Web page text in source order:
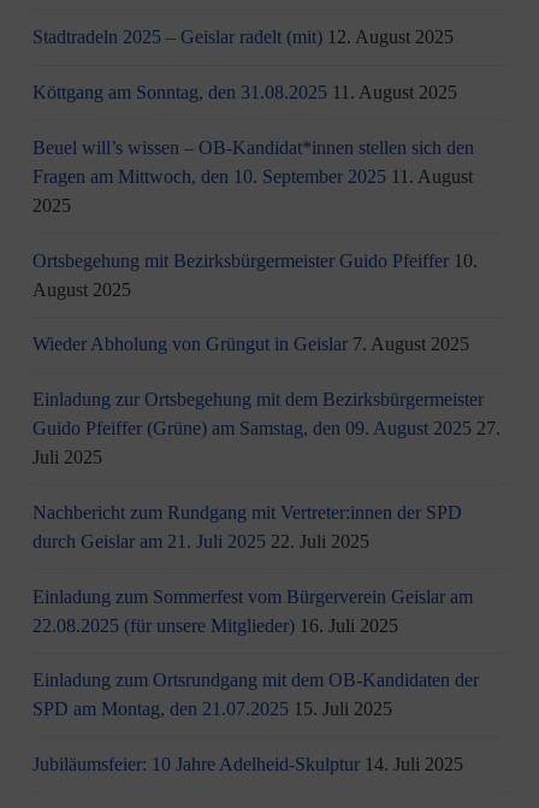
Stadtradeln 2025 – Geislar radelt (mit) 12. August 2025
Köttgang am Sonntag, den 31.08.2025 11. August 2025
Beuel will’s wissen – OB-Kandidat*innen stellen sich den
Fragen am Mittwoch, den 10. September 2025 11. August
2025
Ortsbegehung mit Bezirksbürgermeister Guido Pfeiffer 10.
August 2025
Wieder Abholung von Grüngut in Geislar 7. August 2025
Einladung zur Ortsbegehung mit dem Bezirksbürgermeister
Guido Pfeiffer (Grüne) am Samstag, den 09. August 2025 27.
Juli 2025
Nachbericht zum Rundgang mit Vertreter:innen der SPD
durch Geislar am 21. Juli 2025 22. Juli 2025
Einladung zum Sommerfest vom Bürgerverein Geislar am
22.08.2025 (für unsere Mitglieder) 16. Juli 2025
Einladung zum Ortsrundgang mit dem OB-Kandidaten der
SPD am Montag, den 21.07.2025 15. Juli 2025
Jubiläumsfeier: 10 Jahre Adelheid-Skulptur 14. Juli 2025